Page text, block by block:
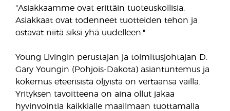
"Asiakkaamme ovat erittäin tuoteuskollisia.
Asiakkaat ovat todenneet tuotteiden tehon ja
ostavat niitä siksi yhä uudelleen."
Young Livingin perustajan ja toimitusjohtajan D.
Gary Youngin (Pohjois-Dakota) asiantuntemus ja
kokemus eteerisistä öljyistä on vertaansa vailla.
Yrityksen tavoitteena on aina ollut jakaa
hyvinvointia kaikkialle maailmaan tuottamalla